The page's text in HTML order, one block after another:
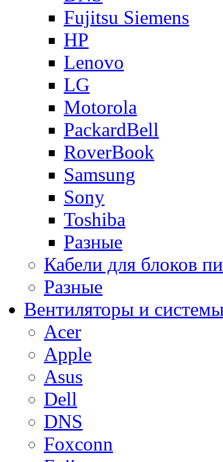
Fujitsu Siemens
HP
Lenovo
LG
Motorola
PackardBell
RoverBook
Samsung
Sony
Toshiba
Разные
Кабели для блоков
Разные
Вентиляторы и
Acer
Apple
Asus
Dell
DNS
Foxconn